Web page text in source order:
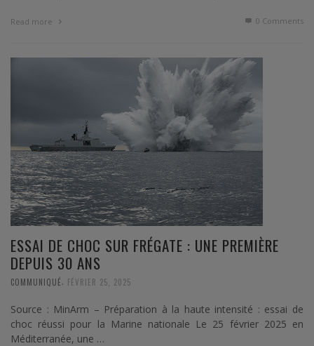
Read more 0 Comments
ESSAI DE CHOC SUR FRÉGATE : UNE PREMIÈRE
DEPUIS 30 ANS
COMMUNIQUÉ FÉVRIER 25, 2025
Source : MinArm – Préparation à la haute intensité : essai de
choc réussi pour la Marine nationale Le 25 février 2025 en
Méditerranée, une …